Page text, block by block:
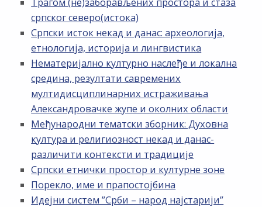
српског северо(истока)
Српски исток некад и данас: археологија,
етнологија, историја и лингвистика
Нематеријално културно наслеђе и локална
средина, резултати савремених
мултидисциплинарних истраживања
Александровачке жупе и околних области
Међународни тематски зборник: Духовна
култура и религиозност некад и данас-
различити контексти и традиције
Српски етнички простор и културне зоне
Порекло, име и прапостојбина
Идејни систем ”Срби – народ најстарији”